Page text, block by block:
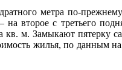
метра по-
второе с третьего
кв. м. Замыкают пятерку
жилья, по данным